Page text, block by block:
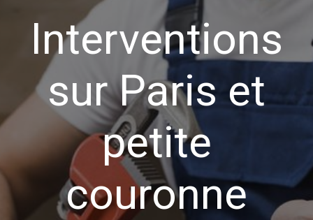
Interventions
sur Paris et
petite
couronne